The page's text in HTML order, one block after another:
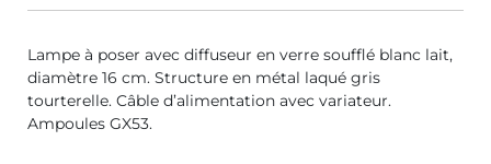
Lampe à poser avec diffuseur en verre soufflé blanc lait,
diamètre 16 cm. Structure en métal laqué gris
tourterelle. Câble d’alimentation avec variateur.
Ampoules GX53.